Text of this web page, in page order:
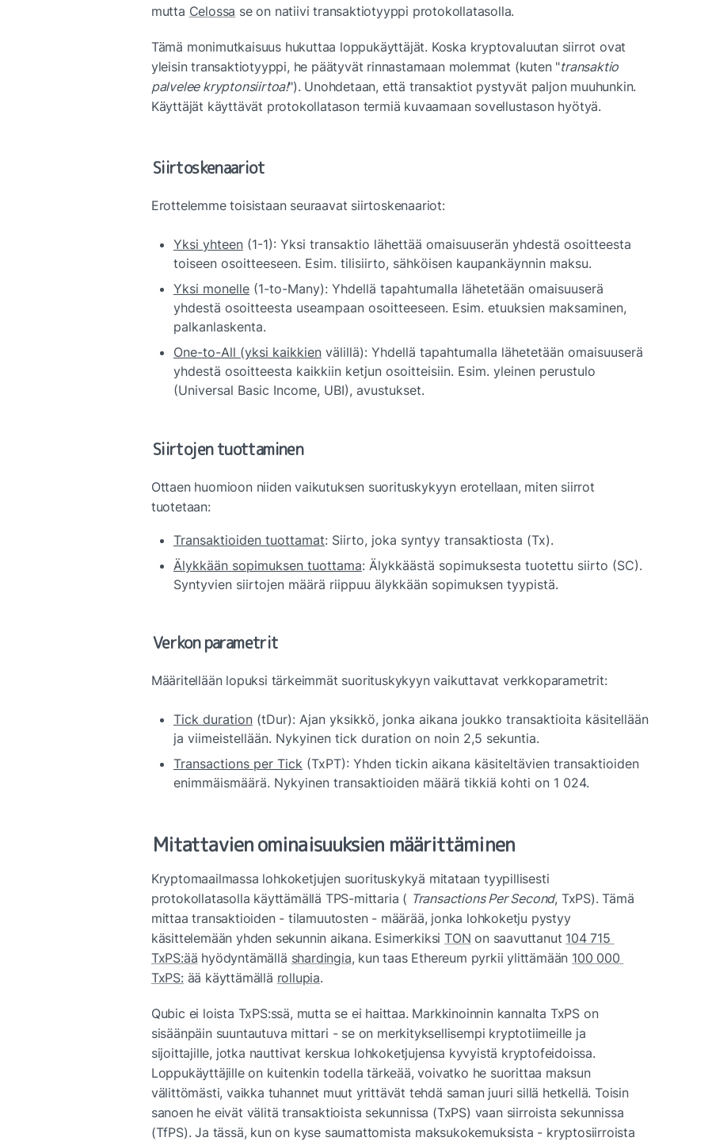
mutta Celossa se on natiivi transaktiotyyppi protokollatasolla.
Tämä monimutkaisuus hukuttaa loppukäyttäjät. Koska kryptovaluutan siirrot ovat
yleisin transaktiotyyppi, he päätyvät rinnastamaan molemmat (kuten "transaktio
palvelee kryptonsiirtoa!"). Unohdetaan, että transaktiot pystyvät paljon muuhunkin.
Käyttäjät käyttävät protokollatason termiä kuvaamaan sovellustason hyötyä.
Siirtoskenaariot
Erottelemme toisistaan seuraavat siirtoskenaariot:
Yksi yhteen (1-1): Yksi transaktio lähettää omaisuuserän yhdestä osoitteesta
toiseen osoitteeseen. Esim. tilisiirto, sähköisen kaupankäynnin maksu.
Yksi monelle (1-to-Many): Yhdellä tapahtumalla lähetetään omaisuuserä
yhdestä osoitteesta useampaan osoitteeseen. Esim. etuuksien maksaminen,
palkanlaskenta.
One-to-All (yksi kaikkien välillä): Yhdellä tapahtumalla lähetetään omaisuuserä
yhdestä osoitteesta kaikkiin ketjun osoitteisiin. Esim. yleinen perustulo
(Universal Basic Income, UBI), avustukset.
Siirtojen tuottaminen
Ottaen huomioon niiden vaikutuksen suorituskykyyn erotellaan, miten siirrot
tuotetaan:
Transaktioiden tuottamat: Siirto, joka syntyy transaktiosta (Tx).
Älykkään sopimuksen tuottama: Älykkäästä sopimuksesta tuotettu siirto (SC).
Syntyvien siirtojen määrä riippuu älykkään sopimuksen tyypistä.
Verkon parametrit
Määritellään lopuksi tärkeimmät suorituskykyyn vaikuttavat verkkoparametrit:
Tick duration (tDur): Ajan yksikkö, jonka aikana joukko transaktioita käsitellään
ja viimeistellään. Nykyinen tick duration on noin 2,5 sekuntia.
Transactions per Tick (TxPT): Yhden tickin aikana käsiteltävien transaktioiden
enimmäismäärä. Nykyinen transaktioiden määrä tikkiä kohti on 1 024.
Mitattavien ominaisuuksien määrittäminen
Kryptomaailmassa lohkoketjujen suorituskykyä mitataan tyypillisesti
protokollatasolla käyttämällä TPS-mittaria ( Transactions Per Second, TxPS). Tämä
mittaa transaktioiden - tilamuutosten - määrää, jonka lohkoketju pystyy
käsittelemään yhden sekunnin aikana. Esimerkiksi TON on saavuttanut 104 715
TxPS:ää hyödyntämällä shardingia, kun taas Ethereum pyrkii ylittämään 100 000
TxPS: ää käyttämällä rollupia.
Qubic ei loista TxPS:ssä, mutta se ei haittaa. Markkinoinnin kannalta TxPS on
sisäänpäin suuntautuva mittari - se on merkityksellisempi kryptotiimeille ja
sijoittajille, jotka nauttivat kerskua lohkoketjujensa kyvyistä kryptofeidoissa.
Loppukäyttäjille on kuitenkin todella tärkeää, voivatko he suorittaa maksun
välittömästi, vaikka tuhannet muut yrittävät tehdä saman juuri sillä hetkellä. Toisin
sanoen he eivät välitä transaktioista sekunnissa (TxPS) vaan siirroista sekunnissa
(TfPS). Ja tässä, kun on kyse saumattomista maksukokemuksista - kryptosiirroista